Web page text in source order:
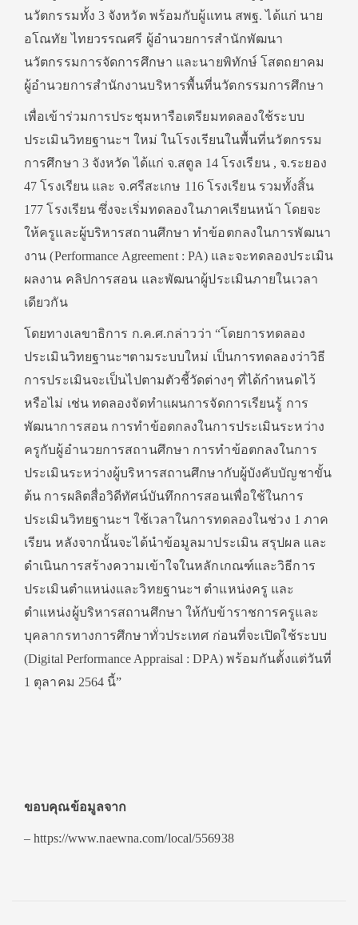
นวัตกรรมทั้ง 3 จังหวัด พร้อมกับผู้แทน สพฐ. ได้แก่ นาย
อโณทัย ไทยวรรณศรี ผู้อำนวยการสำนักพัฒนา
นวัตกรรมการจัดการศึกษา และนายพิทักษ์ โสตถยาคม
ผู้อำนวยการสำนักงานบริหารพื้นที่นวัตกรรมการศึกษา
เพื่อเข้าร่วมการประชุมหารือเตรียมทดลองใช้ระบบ
ประเมินวิทยฐานะฯ ใหม่ ในโรงเรียนในพื้นที่นวัตกรรม
การศึกษา 3 จังหวัด ได้แก่ จ.สตูล 14 โรงเรียน , จ.ระยอง
47 โรงเรียน และ จ.ศรีสะเกษ 116 โรงเรียน รวมทั้งสิ้น
177 โรงเรียน ซึ่งจะเริ่มทดลองในภาคเรียนหน้า โดยจะ
ให้ครูและผู้บริหารสถานศึกษา ทำข้อตกลงในการพัฒนา
งาน (Performance Agreement : PA) และจะทดลองประเมิน
ผลงาน คลิปการสอน และพัฒนาผู้ประเมินภายในเวลา
เดียวกัน
โดยทางเลขาธิการ ก.ค.ศ.กล่าวว่า “โดยการทดลอง
ประเมินวิทยฐานะฯตามระบบใหม่ เป็นการทดลองว่าวิธี
การประเมินจะเป็นไปตามตัวชี้วัดต่างๆ ที่ได้กำหนดไว้
หรือไม่ เช่น ทดลองจัดทำแผนการจัดการเรียนรู้ การ
พัฒนาการสอน การทำข้อตกลงในการประเมินระหว่าง
ครูกับผู้อำนวยการสถานศึกษา การทำข้อตกลงในการ
ประเมินระหว่างผู้บริหารสถานศึกษากับผู้บังคับบัญชาขั้น
ต้น การผลิตสื่อวิดีทัศน์บันทึกการสอนเพื่อใช้ในการ
ประเมินวิทยฐานะฯ ใช้เวลาในการทดลองในช่วง 1 ภาค
เรียน หลังจากนั้นจะได้นำข้อมูลมาประเมิน สรุปผล และ
ดำเนินการสร้างความเข้าใจในหลักเกณฑ์และวิธีการ
ประเมินตำแหน่งและวิทยฐานะฯ ตำแหน่งครู และ
ตำแหน่งผู้บริหารสถานศึกษา ให้กับข้าราชการครูและ
บุคลากรทางการศึกษาทั่วประเทศ ก่อนที่จะเปิดใช้ระบบ
(Digital Performance Appraisal : DPA) พร้อมกันตั้งแต่วันที่
1 ตุลาคม 2564 นี้”
ขอบคุณข้อมูลจาก
– https://www.naewna.com/local/556938